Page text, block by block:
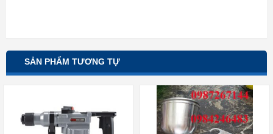
SẢN PHẨM TƯƠNG TỰ